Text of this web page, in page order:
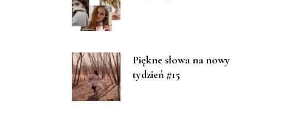
Piękne słowa na nowy
tydzień #15